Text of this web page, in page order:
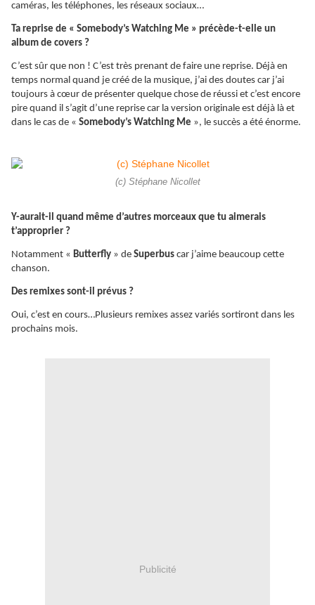
caméras, les téléphones, les réseaux sociaux…
Ta reprise de « Somebody’s Watching Me » précède-t-elle un
album de covers ?
C’est sûr que non ! C’est très prenant de faire une reprise. Déjà en
temps normal quand je créé de la musique, j’ai des doutes car j’ai
toujours à cœur de présenter quelque chose de réussi et c’est encore
pire quand il s’agit d’une reprise car la version originale est déjà là et
dans le cas de « Somebody’s Watching Me », le succès a été énorme.
(c) Stéphane Nicollet
Y-aurait-il quand même d’autres morceaux que tu aimerais
t’approprier ?
Notamment « Butterfly » de Superbus car j’aime beaucoup cette
chanson.
Des remixes sont-il prévus ?
Oui, c’est en cours…Plusieurs remixes assez variés sortiront dans les
prochains mois.
Publicité